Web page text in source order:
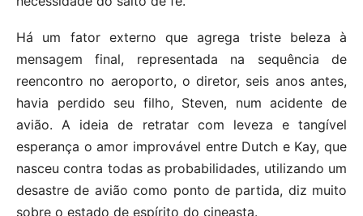
Há um fator externo que agrega triste beleza à
mensagem final, representada na sequência de
reencontro no aeroporto, o diretor, seis anos antes,
havia perdido seu filho, Steven, num acidente de
avião. A ideia de retratar com leveza e tangível
esperança o amor improvável entre Dutch e Kay, que
nasceu contra todas as probabilidades, utilizando um
desastre de avião como ponto de partida, diz muito
sobre o estado de espírito do cineasta.